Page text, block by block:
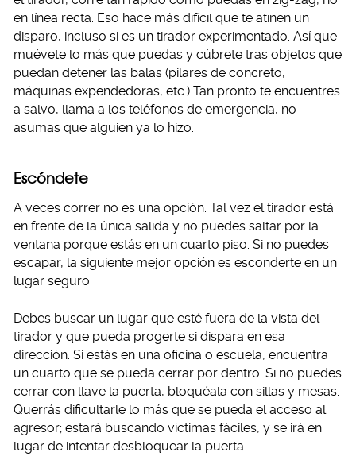
en línea recta. Eso hace más difícil que te atinen un
disparo, incluso si es un tirador experimentado. Así que
muévete lo más que puedas y cúbrete tras objetos que
puedan detener las balas (pilares de concreto,
máquinas expendedoras, etc.) Tan pronto te encuentres
a salvo, llama a los teléfonos de emergencia, no
asumas que alguien ya lo hizo.
Escóndete
A veces correr no es una opción. Tal vez el tirador está
en frente de la única salida y no puedes saltar por la
ventana porque estás en un cuarto piso. Si no puedes
escapar, la siguiente mejor opción es esconderte en un
lugar seguro.
Debes buscar un lugar que esté fuera de la vista del
tirador y que pueda progerte si dispara en esa
dirección. Si estás en una oficina o escuela, encuentra
un cuarto que se pueda cerrar por dentro. Si no puedes
cerrar con llave la puerta, bloquéala con sillas y mesas.
Querrás dificultarle lo más que se pueda el acceso al
agresor; estará buscando víctimas fáciles, y se irá en
lugar de intentar desbloquear la puerta.